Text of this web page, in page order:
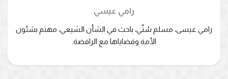
رامي عيسي
رامي عيسى، مسلم سُنّي، باحث في الشأن الشيعي، مهتم بشئون
الأمة وقضاياها مع الرافضة.